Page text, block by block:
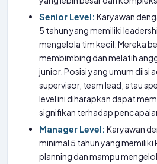
Senior Level: Karyawan
5 tahun yang memiliki
mengelola tim kecil. Mereka
membimbing dan melatih
junior. Posisi yang umum diisi
supervisor, team lead, atau
level ini diharapkan dapat
signifikan terhadap
Manager Level: Karyawan
minimal 5 tahun yang
planning dan mampu